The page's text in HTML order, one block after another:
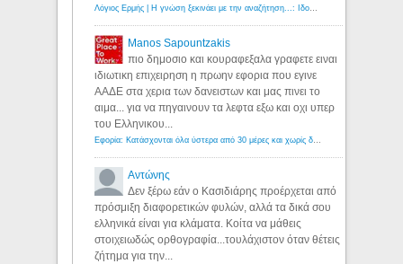
Λόγιος Ερμής | Η γνώση ξεκινάει με την αναζήτηση...: Ιδού οι 18 που χρωστούν 11 δις ευρώ!
Manos Sapountzakis
πιο δημοσιο και κουραφεξαλα γραφετε ειναι
ιδιωτικη επιχειρηση η πρωην εφορια που εγινε
ΑΑΔΕ στα χερια των δανειστων και μας πινει το
αιμα... για να πηγαινουν τα λεφτα εξω και οχι υπερ
του Ελληνικου...
Εφορία: Κατάσχονται όλα ύστερα από 30 μέρες και χωρίς δικαστικές αποφάσεις - Λόγιος Ερμής
Αντώνης
Δεν ξέρω εάν ο Κασιδιάρης προέρχεται από
πρόσμιξη διαφορετικών φυλών, αλλά τα δικά σου
ελληνικά είναι για κλάματα. Κοίτα να μάθεις
στοιχειωδώς ορθογραφία...τουλάχιστον όταν θέτεις
ζήτημα για την...